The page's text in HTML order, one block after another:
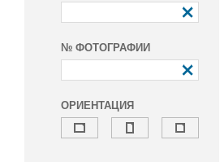
№ ФОТОГРАФИИ
ОРИЕНТАЦИЯ